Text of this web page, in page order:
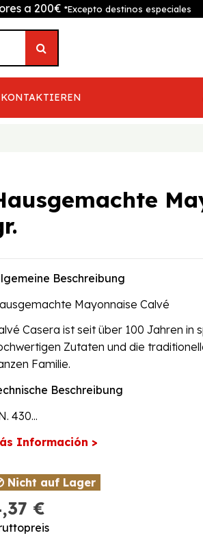
a 200€ *Excepto destinos especiales
KONTAKTIEREN
Beschreibung
Mayonnaise Calvé
Casera ist seit über 100 Jahren in
Zutaten und die
Familie.
Beschreibung
430...
Información >
Nicht auf Lager
€